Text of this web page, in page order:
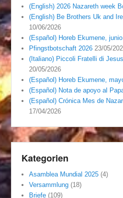
(English) 2026 Nazareth week
(English) Be Brothers Uk and
10/06/2026
(Español) Horeb Ekumene,
Pfingstbotschaft 2026 23/05/
(Italiano) Piccoli Fratelli di
20/05/2026
(Español) Horeb Ekumene,
(Español) Nota de apoyo al
(Español) Crónica Mes de
17/04/2026
Kategorien
Asamblea Mundial 2025 (4)
Versammlung (18)
Briefe (109)